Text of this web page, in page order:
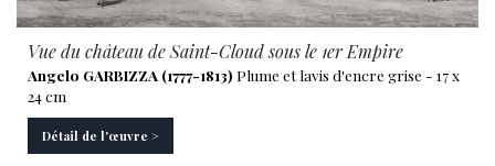
Vue du château de Saint-Cloud sous le 1er Empire
Angelo GARBIZZA (1777-1813) Plume et lavis d'encre grise - 17 x
24 cm
Détail de l'œuvre >